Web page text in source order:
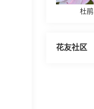
杜鹃
花友社区